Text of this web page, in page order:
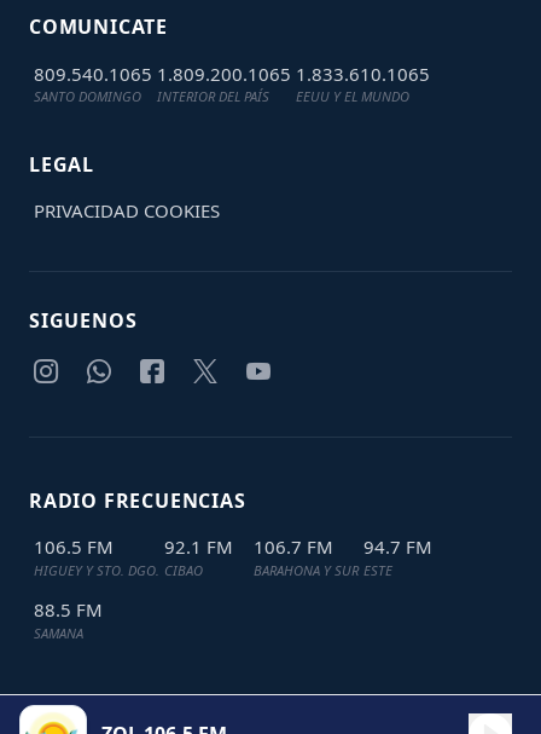
COMUNICATE
809.540.1065
SANTO DOMINGO
1.809.200.1065
INTERIOR DEL PAÍS
1.833.610.1065
EEUU Y EL MUNDO
LEGAL
PRIVACIDAD COOKIES
SIGUENOS
RADIO FRECUENCIAS
106.5 FM
HIGUEY Y STO. DGO.
92.1 FM
CIBAO
106.7 FM
BARAHONA Y SUR
94.7 FM
ESTE
88.5 FM
SAMANA